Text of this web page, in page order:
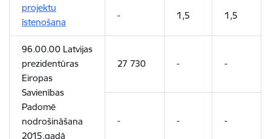
projektu
īstenošana
- 1,5 1,5
96.00.00 Latvijas
prezidentūras
Eiropas
Savienības
Padomē
nodrošināšana
2015.gadā
27 730 - -
- - -